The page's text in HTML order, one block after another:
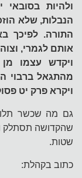
ולהיות בסובאי
הנבלות, שלא
התורה. לפיכך
אותם לגמרי,
ויקדש עצמו מן
מהתגאל ברבוי
ויקרא פרק יט
גם מה שכשר תלוי
שהקדושה תסתלק
שטות.
כתוב בקהלת: